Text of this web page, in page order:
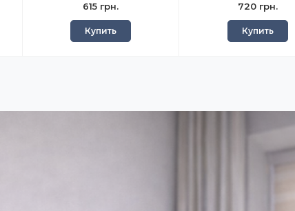
615 грн.
Купить
720 грн.
Купить